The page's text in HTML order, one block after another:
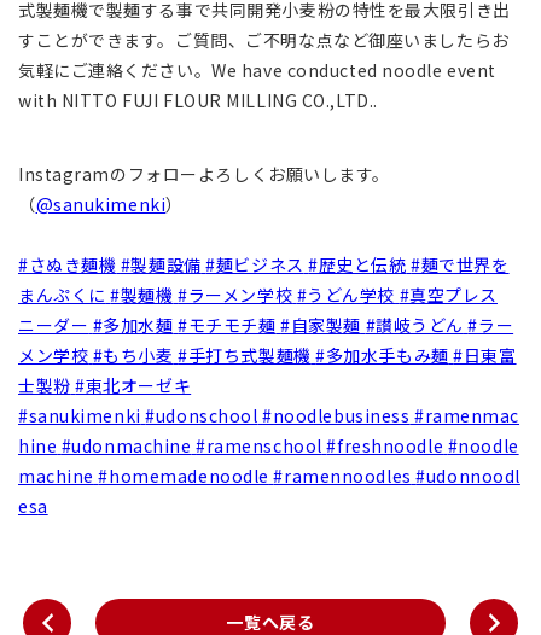
式製麺機で製麺する事で共同開発小麦粉の特性を最大限引き出
すことができます。 ご質問、ご不明な点など御座いましたらお
気軽にご連絡ください。We have conducted noodle event
with NITTO FUJI FLOUR MILLING CO.,LTD..
Instagramのフォローよろしくお願いします。
（@sanukimenki）
#さぬき麺機 #製麺設備 #麺ビジネス #歴史と伝統 #麺で世界を
まんぷくに #製麺機 #ラーメン学校 #うどん学校 #真空プレス
ニーダー #多加水麺 #モチモチ麺 #自家製麺 #讃岐うどん #ラー
メン学校 #もち小麦 #手打ち式製麺機 #多加水手もみ麺 #日東富
士製粉 #東北オーゼキ
#sanukimenki #udonschool #noodlebusiness #ramenmac
hine #udonmachine #ramenschool #freshnoodle #noodle
machine #homemadenoodle #ramennoodles #udonnoodl
esa
一覧へ戻る